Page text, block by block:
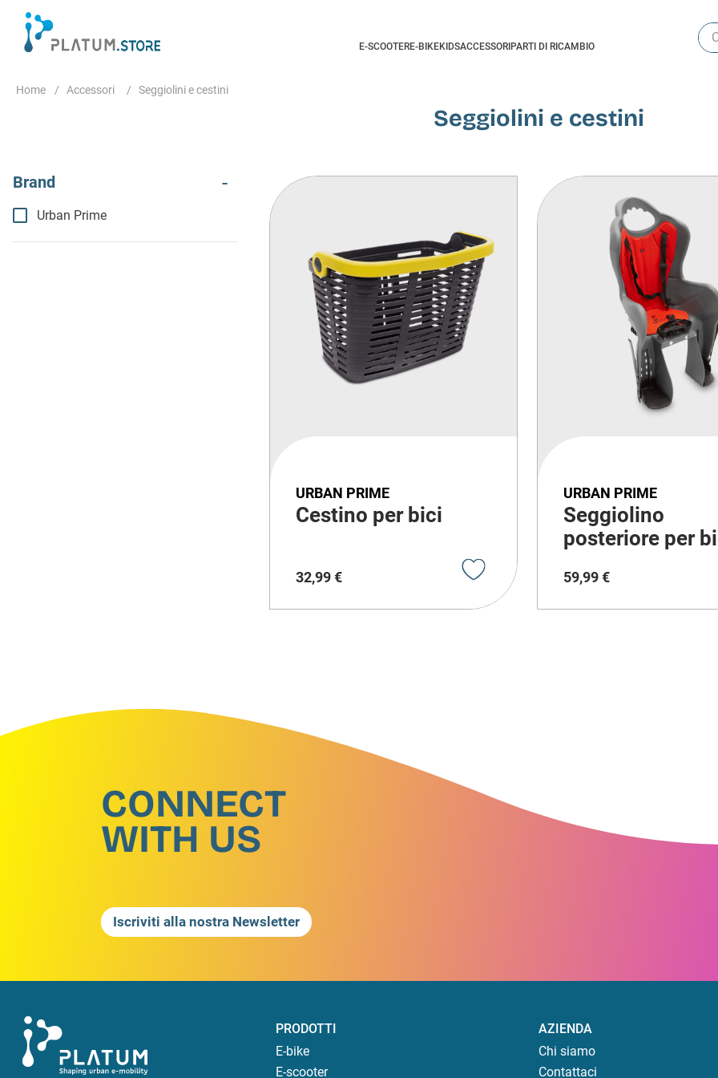
E-SCOOTERE-BIKEKIDSACCESSORI PARTI DI RICAMBIO
Accessori Seggiolini e cestini
Seggiolini e cestini
Urban Prime
URBAN PRIME
Cestino per bici
32,99 €
URBAN PRIME
Seggiolino
posteriore per
59,99 €
CONNECT
WITH US
Iscriviti alla nostra Newsletter
PRODOTTI
E-bike
E-scooter
AZIENDA
Chi siamo
Contattaci